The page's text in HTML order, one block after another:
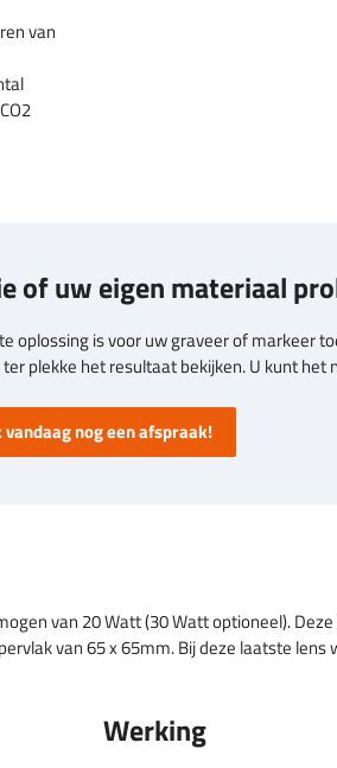
van
of uw eigen materiaal
oplossing is voor uw graveer of markeer
plekke het resultaat bekijken. U kunt het
vandaag nog een afspraak!
van 20 Watt (30 Watt optioneel).
van 65 x 65mm. Bij deze laatste
Werking